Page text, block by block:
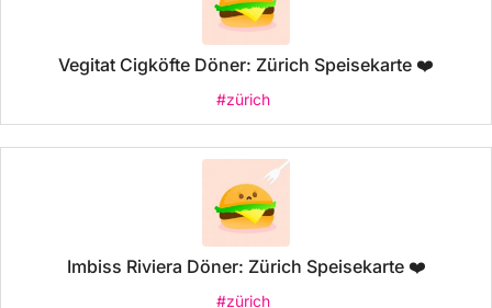
Vegitat Cigköfte Döner: Zürich Speisekarte ❤️
#zürich
Imbiss Riviera Döner: Zürich Speisekarte ❤️
#zürich